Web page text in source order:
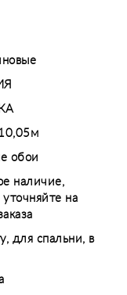
обои
наличие,
на
для спальни, в